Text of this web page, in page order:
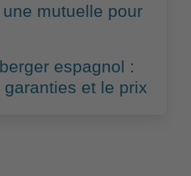
mutuelle pour
espagnol :
et le prix